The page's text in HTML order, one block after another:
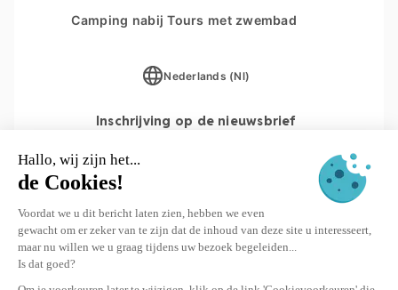
Camping nabij Tours met zwembad
Nederlands (Nl)
Inschrijving op de nieuwsbrief
INSCHRIJVEN